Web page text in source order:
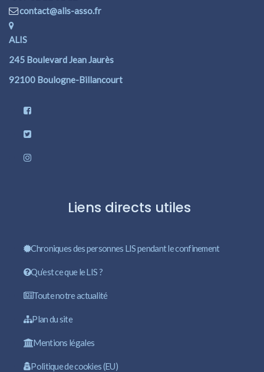
contact@alis-asso.fr
ALIS
245 Boulevard Jean Jaurès
92100 Boulogne-Billancourt
Liens directs utiles
Chroniques des personnes LIS pendant le confinement
Qu’est ce que le LIS ?
Toute notre actualité
Plan du site
Mentions légales
Politique de cookies (EU)